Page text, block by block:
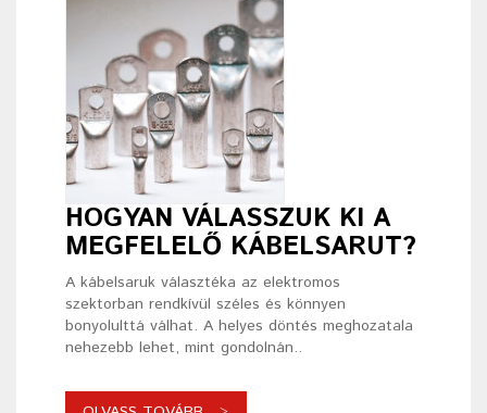
HOGYAN VÁLASSZUK KI A
MEGFELELŐ KÁBELSARUT?
A kábelsaruk választéka az elektromos
szektorban rendkívül széles és könnyen
bonyolulttá válhat. A helyes döntés meghozatala
nehezebb lehet, mint gondolnán..